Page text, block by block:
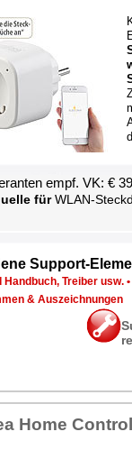
empf. VK: €
fürWLAN-
Sup­port-
Hand­buch, Trei­ber usw. •
& Aus­zeich­nun­gen
Ho­me Con­trol